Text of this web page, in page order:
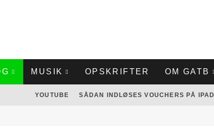
MUSIK OPSKRIFTER OM GATB
YOUTUBE SÅDAN INDLØSES VOUCHERS PÅ IPAD